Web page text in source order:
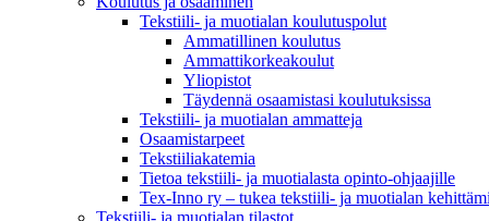
Tekstiili- ja muotialan koulutuspolut
Ammatillinen koulutus
Ammattikorkeakoulut
Yliopistot
Täydennä osaamistasi koulutuksissa
Tekstiili- ja muotialan ammatteja
Osaamistarpeet
Tekstiiliakatemia
Tietoa tekstiili- ja muotialasta opinto-ohjaajille
Tex-Inno ry – tukea tekstiili- ja muotialan
Tekstiili- ja muotialan tilastot